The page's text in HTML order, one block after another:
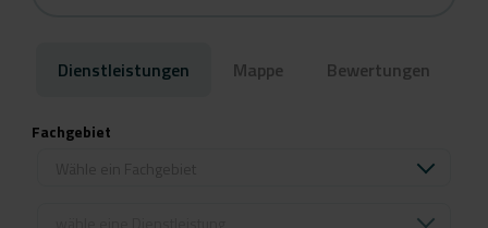
Dienstleistungen Mappe Bewertungen
Fachgebiet